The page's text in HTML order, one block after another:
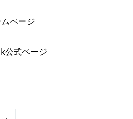
ページ
公式ページ